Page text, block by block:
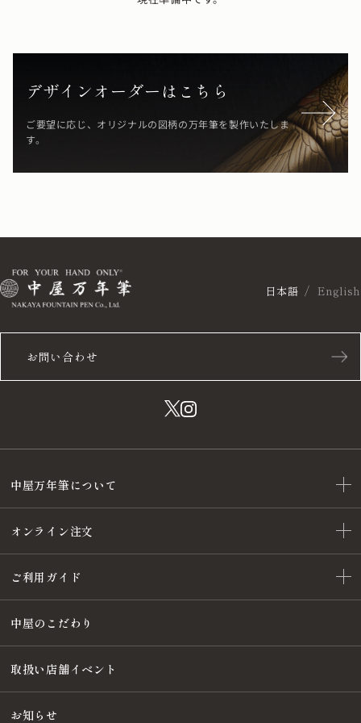
デザインオーダーはこちら
ご要望に応じ、オリジナルの図柄の万年筆を製作いたしま
す。
お問い合わせ
日本語 English
中屋万年筆について
オンライン注文
ご利用ガイド
中屋のこだわり
取扱い店舗イベント
お知らせ